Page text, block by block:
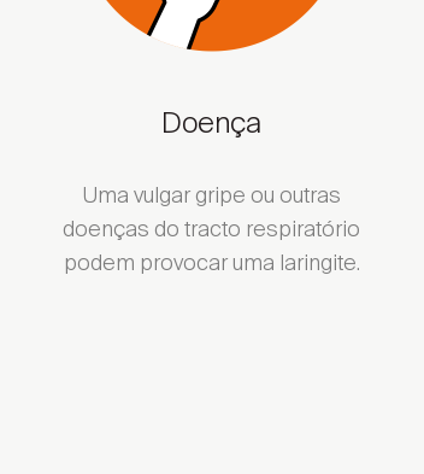
Doença
Uma vulgar gripe ou outras
doenças do tracto respiratório
podem provocar uma laringite.